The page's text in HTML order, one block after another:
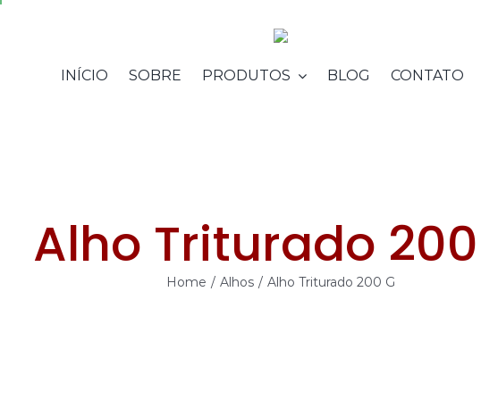
INÍCIO SOBRE PRODUTOS BLOG CONTATO
Alho Triturado
Home / Alhos / Alho Triturado 200 G